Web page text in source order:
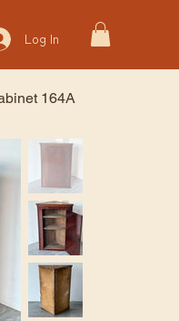
Log In
164A